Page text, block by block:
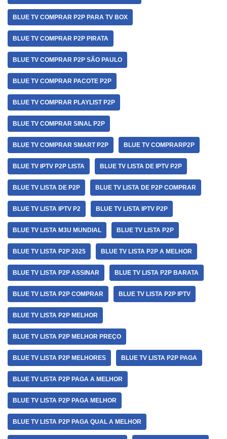
BLUE TV COMPRAR P2P PARA TV BOX
BLUE TV COMPRAR P2P PIRATA
BLUE TV COMPRAR P2P SÃO PAULO
BLUE TV COMPRAR PACOTE P2P
BLUE TV COMPRAR PLAYLIST P2P
BLUE TV COMPRAR SINAL P2P
BLUE TV COMPRAR SMART P2P BLUE TV COMPRARP2P
BLUE TV IPTV P2P LISTA BLUE TV LISTA DE IPTV P2P
BLUE TV LISTA DE P2P BLUE TV LISTA DE P2P COMPRAR
BLUE TV LISTA IPTV P2 BLUE TV LISTA IPTV P2P
BLUE TV LISTA M3U MUNDIAL BLUE TV LISTA P2P
BLUE TV LISTA P2P 2025 BLUE TV LISTA P2P A MELHOR
BLUE TV LISTA P2P ASSINAR BLUE TV LISTA P2P BARATA
BLUE TV LISTA P2P COMPRAR BLUE TV LISTA P2P IPTV
BLUE TV LISTA P2P MELHOR
BLUE TV LISTA P2P MELHOR PREÇO
BLUE TV LISTA P2P MELHORES BLUE TV LISTA P2P PAGA
BLUE TV LISTA P2P PAGA A MELHOR
BLUE TV LISTA P2P PAGA MELHOR
BLUE TV LISTA P2P PAGA QUAL A MELHOR